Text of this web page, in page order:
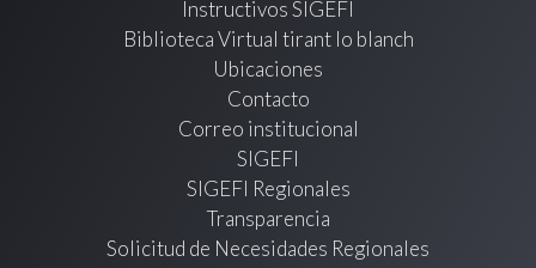
Instructivos SIGEFI
Biblioteca Virtual tirant lo blanch
Ubicaciones
Contacto
Correo institucional
SIGEFI
SIGEFI Regionales
Transparencia
Solicitud de Necesidades Regionales